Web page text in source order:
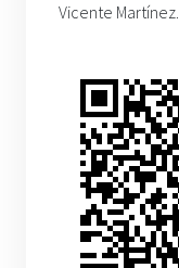
Vicente Martínez.